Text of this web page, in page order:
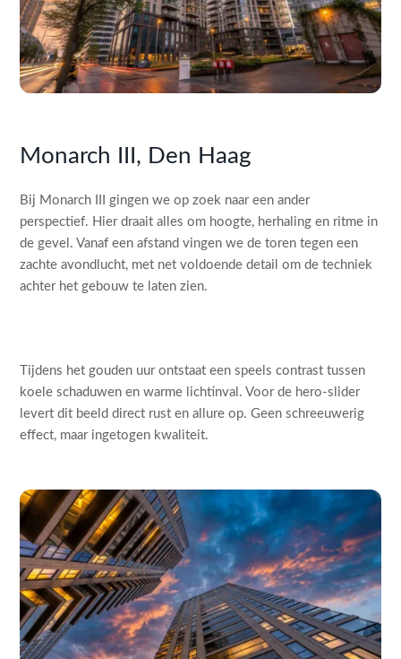
Monarch III, Den Haag
Bij Monarch III gingen we op zoek naar een ander
perspectief. Hier draait alles om hoogte, herhaling en ritme in
de gevel. Vanaf een afstand vingen we de toren tegen een
zachte avondlucht, met net voldoende detail om de techniek
achter het gebouw te laten zien.
Tijdens het gouden uur ontstaat een speels contrast tussen
koele schaduwen en warme lichtinval. Voor de hero-slider
levert dit beeld direct rust en allure op. Geen schreeuwerig
effect, maar ingetogen kwaliteit.